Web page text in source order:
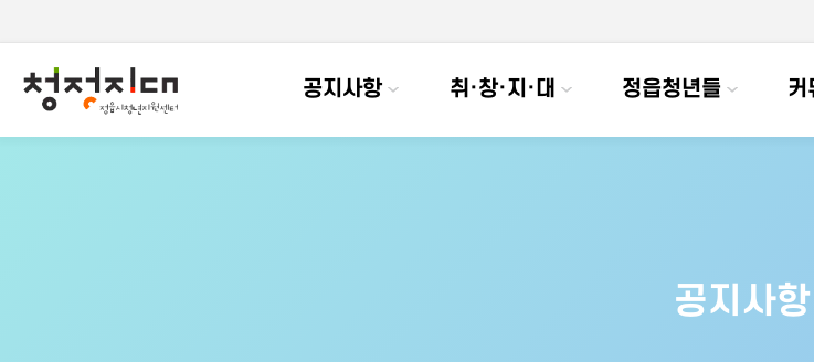
공지사항 취·창·지·대 정읍청년들 커
공지사항